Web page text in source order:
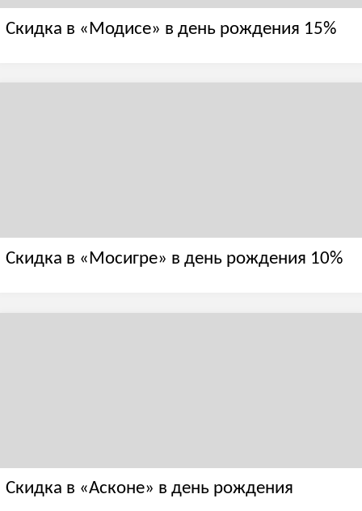
Скидка в «Модисе» в день рождения 15%
Скидка в «Мосигре» в день рождения 10%
Скидка в «Асконе» в день рождения